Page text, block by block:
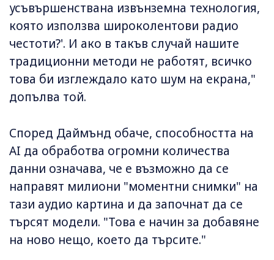
усъвършенствана извънземна технология,
която използва широколентови радио
честоти?'. И ако в такъв случай нашите
традиционни методи не работят, всичко
това би изглеждало като шум на екрана,"
допълва той.
Според Даймънд обаче, способността на
AI да обработва огромни количества
данни означава, че е възможно да се
направят милиони "моментни снимки" на
тази аудио картина и да започнат да се
търсят модели. "Това е начин за добавяне
на ново нещо, което да търсите."